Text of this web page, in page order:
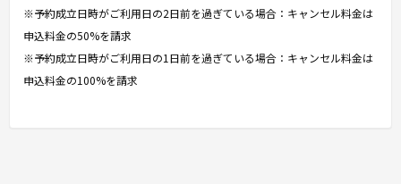
※予約成立日時がご利用日の2日前を過ぎている場合：キャンセル料金は
申込料金の50%を請求
※予約成立日時がご利用日の1日前を過ぎている場合：キャンセル料金は
申込料金の100%を請求